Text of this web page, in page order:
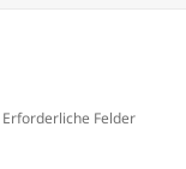
Erforderliche Felder